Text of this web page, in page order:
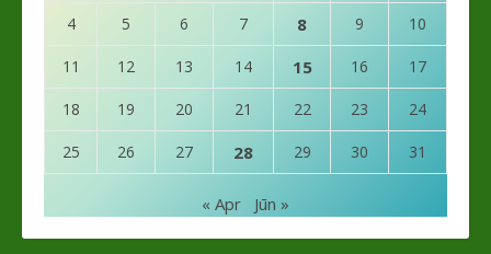
4 5 6 7 8 9 10
11 12 13 14 15 16 17
18 19 20 21 22 23 24
25 26 27 28 29 30 31
« Apr Jūn »